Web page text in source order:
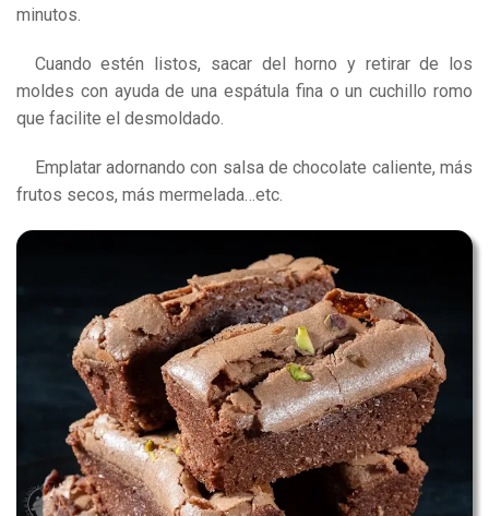
minutos.
Cuando estén listos, sacar del horno y retirar de los
moldes con ayuda de una espátula fina o un cuchillo romo
que facilite el desmoldado.
Emplatar adornando con salsa de chocolate caliente, más
frutos secos, más mermelada…etc.